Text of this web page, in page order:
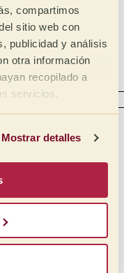
compartimos
sitio web con
publicidad y análisis
otra información
recopilado a
servicios.
Mostrar detalles